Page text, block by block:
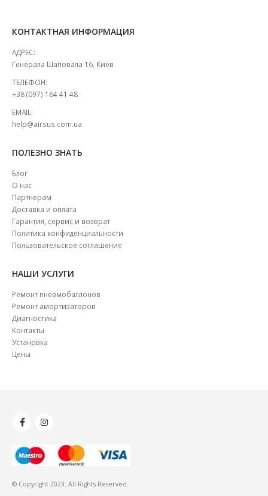
КОНТАКТНАЯ ИНФОРМАЦИЯ
АДРЕС:
Генерала Шаповала 16, Киев
ТЕЛЕФОН:
+38 (097) 164 41 48
EMAIL:
help@airsus.com.ua
ПОЛЕЗНО ЗНАТЬ
Блог
О нас
Партнерам
Доставка и оплата
Гарантия, сервис и возврат
Политика конфиденциальности
Пользовательское соглашение
НАШИ УСЛУГИ
Ремонт пневмобаллонов
Ремонт амортизаторов
Диагностика
Контакты
Установка
Цены
© Copyright 2023. All Rights Reserved.